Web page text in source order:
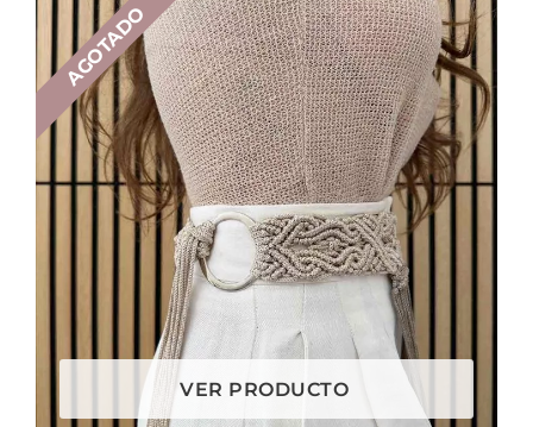
AGOTADO
VER PRODUCTO